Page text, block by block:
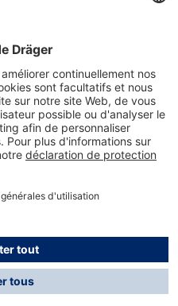
ne sont pas inclus
contraire. Des frais